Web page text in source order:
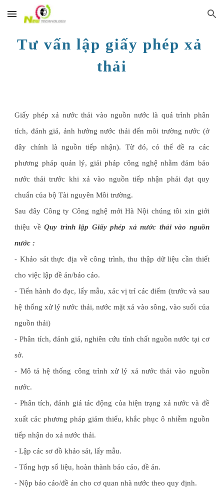
Skip to main content Skip to navigation
Tư vấn lập giấy phép xả
thải
Giấy phép xả nước thải vào nguồn nước là quá trình phân
tích, đánh giá, ảnh hưởng nước thải đến môi trường nước (ở
đây chính là nguồn tiếp nhận). Từ đó, có thể đề ra các
phương pháp quản lý, giải pháp công nghệ nhằm đảm bảo
nước thải trước khi xả vào nguồn tiếp nhận phải đạt quy
chuẩn của bộ Tài nguyên Môi trường.
Sau đây Công ty Công nghệ mới Hà Nội chúng tôi xin giới
thiệu vềQuy trình lập Giấy phép xả nước thải vào nguồn
nước :
- Khảo sát thực địa về công trình, thu thập dữ liệu cần thiết
cho việc lập đề án/báo cáo.
- Tiến hành đo đạc, lấy mẫu, xác vị trí các điểm (trước và sau
hệ thống xử lý nước thải, nước mặt xả vào sông, vào suối của
nguồn thải)
- Phân tích, đánh giá, nghiên cứu tính chất nguồn nước tại cơ
sở.
- Mô tả hệ thống công trình xử lý xả nước thải vào nguồn
nước.
- Phân tích, đánh giá tác động của hiện trạng xả nước và đề
xuất các phương pháp giảm thiểu, khắc phục ô nhiễm nguồn
tiếp nhận do xả nước thải.
- Lập các sơ đồ khảo sát, lấy mẫu.
- Tổng hợp số liệu, hoàn thành báo cáo, đề án.
- Nộp báo cáo/đề án cho cơ quan nhà nước theo quy định.